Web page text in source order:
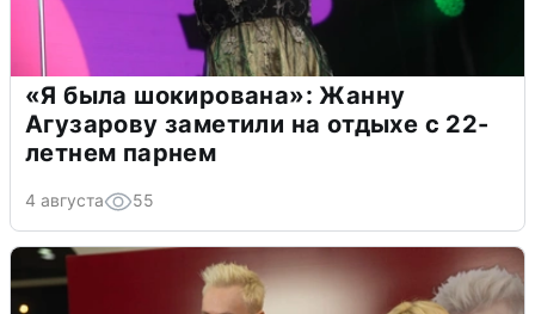
«Я была шокирована»: Жанну
Агузарову заметили на отдыхе с 22-
летнем парнем
4 августа 55